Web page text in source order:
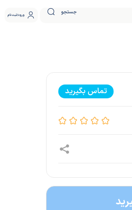
جستجو ورود ثبت نام
تماس بگیرید